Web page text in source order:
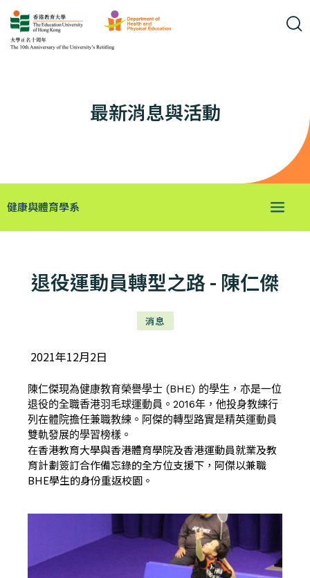
最新消息與活動
健康與體育學系
退役運動員轉型之路 - 陳仁傑
消息
2021年12月2日
陳仁傑現為健康教育榮譽學士 (BHE) 的學生，亦是一位
退役的全職香港羽毛球運動員。2016年，他投身教練行
列在體院擔任兼職教練。阿傑的轉型路實是精英運動員
雙軌發展的學習榜樣。
在香港教育大學與香港體育學院及香港運動員就業及教
育計劃簽訂合作備忘錄的全方位支援下，阿傑以兼職
BHE學生的身份重返校園。